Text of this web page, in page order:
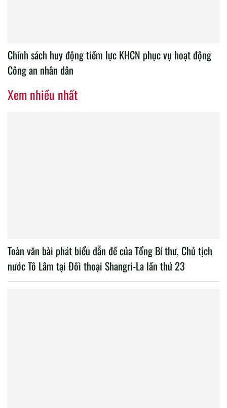
Chính sách huy động tiềm lực KHCN phục vụ hoạt động
Công an nhân dân
Xem nhiều nhất
Toàn văn bài phát biểu dẫn đề của Tổng Bí thư, Chủ tịch
nước Tô Lâm tại Đối thoại Shangri-La lần thứ 23